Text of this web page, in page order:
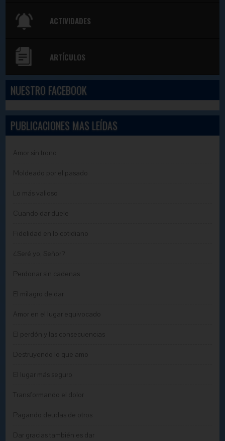
ACTIVIDADES
ARTÍCULOS
NUESTRO FACEBOOK
PUBLICACIONES MAS LEÍDAS
Amor sin trono
Moldeado por el pasado
Lo más valioso
Cuando dar duele
Fidelidad en lo cotidiano
¿Seré yo, Señor?
Perdonar sin cadenas
El milagro de dar
Amor en el lugar equivocado
El perdón y las consecuencias
Destruyendo lo que amo
El lugar más seguro
Transformando el dolor
Pagando deudas de otros
Dar gracias también es dar